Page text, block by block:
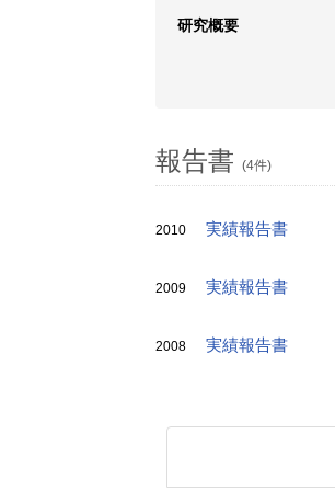
研究概要
報告書 (4件)
2010 実績報告書
2009 実績報告書
2008 実績報告書